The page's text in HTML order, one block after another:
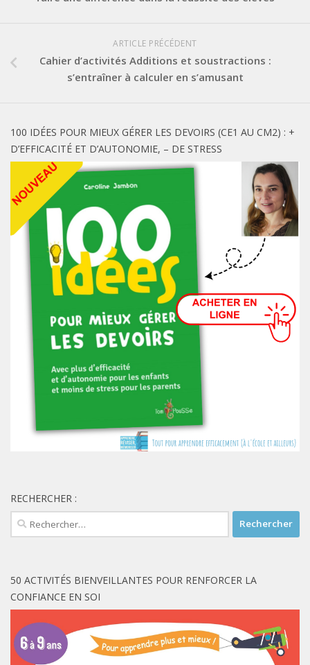
ARTICLE PRÉCÉDENT
Cahier d’activités Additions et soustractions :
s’entraîner à calculer en s’amusant
100 IDÉES POUR MIEUX GÉRER LES DEVOIRS (CE1 AU CM2) : +
D’EFFICACITÉ ET D’AUTONOMIE, – DE STRESS
RECHERCHER :
Rechercher :
50 ACTIVITÉS BIENVEILLANTES POUR RENFORCER LA
CONFIANCE EN SOI